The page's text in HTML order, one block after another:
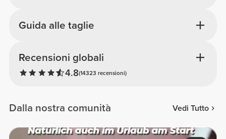
Recensioni globali
4.8(14323 recensioni)
Guida alle taglie
Dalla nostra comunità Vedi Tutto